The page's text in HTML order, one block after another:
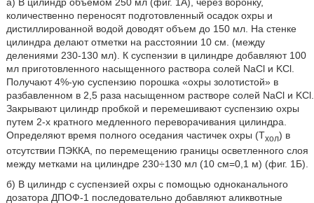
а) В цилиндр объемом 250 мл (фиг. 1А), через воронку,
количественно переносят подготовленный осадок охры и
дистиллированной водой доводят объем до 150 мл. На стенке
цилиндра делают отметки на расстоянии 10 см. (между
делениями 230-130 мл). К суспензии в цилиндре добавляют 100
мл приготовленного насыщенного раствора солей NaCl и KCl.
Получают 4%-ую суспензию порошка «охры золотистой» в
разбавленном в 2,5 раза насыщенном растворе солей NaCl и KCl.
Закрывают цилиндр пробкой и перемешивают суспензию охры
путем 2-х кратного медленного переворачивания цилиндра.
Определяют время полного оседания частичек охры (Тхол) в
отсутствии ПЭККА, по перемещению границы осветленного слоя
между метками на цилиндре 230÷130 мл (10 см=0,1 м) (фиг. 1Б).
б) В цилиндр с суспензией охры с помощью одноканального
дозатора ДПОФ-1 последовательно добавляют аликвотные